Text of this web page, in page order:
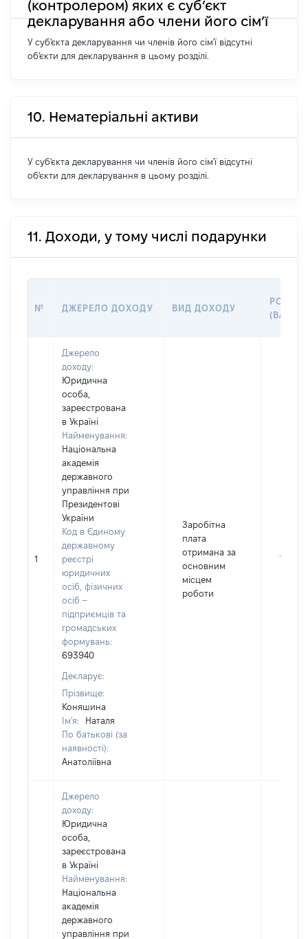
(контролером) яких є суб’єкт
декларування або члени його сім’ї
У суб'єкта декларування чи членів його сім'ї відсутні
об'єкти для декларування в цьому розділі.
10. Нематеріальні активи
У суб'єкта декларування чи членів його сім'ї відсутні
об'єкти для декларування в цьому розділі.
11. Доходи, у тому числі подарунки
№ ДЖЕРЕЛО ДОХОДУ ВИД ДОХОДУ
РОЗМІР
1
Джерело
доходу:
Юридична
особа,
зареєстрована
в Україні
Найменування:
Національна
академія
державного
управління при
Президентові
України
Код в Єдиному
державному
реєстрі
юридичних
осіб, фізичних
осіб –
підприємців та
громадських
формувань:
693940
Декларує:
Прізвище:
Коняшина
Ім'я:
Наталя
По батькові (за
наявності):
Анатоліївна
Заробітна
плата
отримана за
основним
місцем
роботи
79192
Джерело
доходу:
Юридична
особа,
зареєстрована
в Україні
Найменування:
Національна
академія
державного
управління при